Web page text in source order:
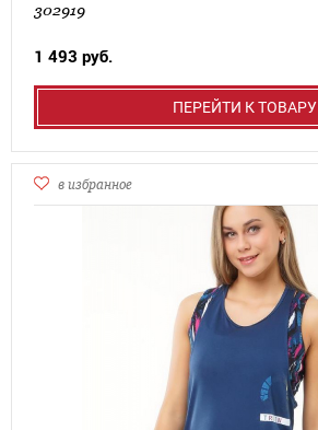
302919
1 493 руб.
ПЕРЕЙТИ К ТОВАРУ
в избранное